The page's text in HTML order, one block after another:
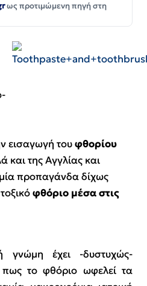
ως προτιμώμενη πηγή στη
εισαγωγή τουφθορίου
και της Αγγλίας και
προπαγάνδα δίχως
φθόριο μέσα στις
γνώμη έχει -δυστυχώς-
πως το φθόριο ωφελεί τα